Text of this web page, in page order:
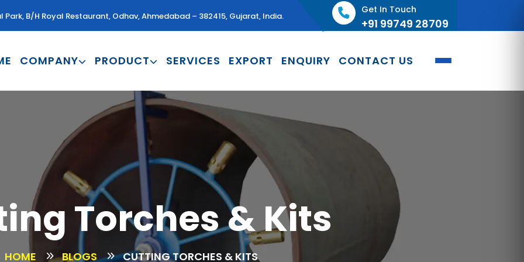
Park, B/H Royal Restaurant, Odhav, Ahmedabad – 382415, Gujarat, India.
Get In Touch
+91 99749 28709
COMPANY PRODUCT SERVICES EXPORT ENQUIRY CONTACT US
Torches & Kits
HOME BLOGS CUTTING TORCHES & KITS